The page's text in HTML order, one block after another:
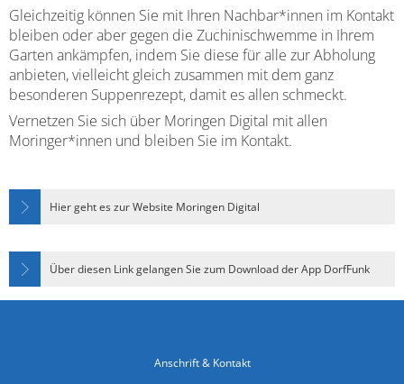
Gleichzeitig können Sie mit Ihren Nachbar*innen im Kontakt
bleiben oder aber gegen die Zuchinischwemme in Ihrem
Garten ankämpfen, indem Sie diese für alle zur Abholung
anbieten, vielleicht gleich zusammen mit dem ganz
besonderen Suppenrezept, damit es allen schmeckt.
Vernetzen Sie sich über Moringen Digital mit allen
Moringer*innen und bleiben Sie im Kontakt.
Hier geht es zur Website Moringen Digital
Über diesen Link gelangen Sie zum Download der App DorfFunk
Anschrift & Kontakt